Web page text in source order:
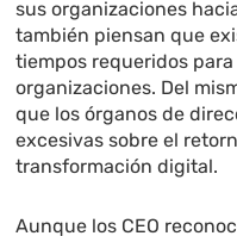
sus organizaciones
también piensan que
tiempos requeridos
organizaciones. Del
que los órganos de
excesivas sobre el
transformación digital.
Aunque los CEO